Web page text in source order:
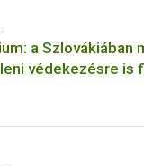
a Szlovákiában
védekezésre is